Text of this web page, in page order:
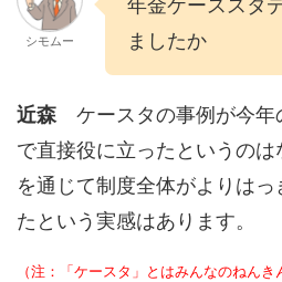
シモムー
年金ケーススタ
ましたか
近森ケースタの事例が今年
で直接役に立ったというのは
を通じて制度全体がよりは
たという実感はあります。
（注：「ケースタ」とはみんなのねん